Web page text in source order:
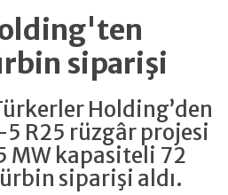
siparişi
Holding’den
5 R25 rüzgâr projesi
MW kapasiteli 72
siparişi aldı.